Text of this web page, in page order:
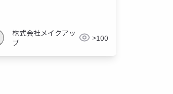
株式会社メイクアッ
プ
>100